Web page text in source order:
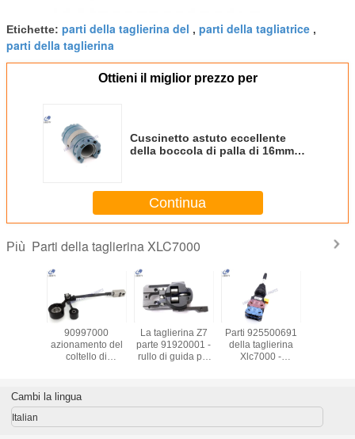
Etichette: parti della taglierina del , parti della tagliatrice ,
parti della taglierina
Ottieni il miglior prezzo per
Cuscinetto astuto eccellente
della boccola di palla di 16mm
Continua
Più Parti della taglierina XLC7000
90997000
azionamento del
coltello di
articolato per le
parti della
La taglierina Z7
parte 91920001 -
rullo di guida più
Parti 925500691
della taglierina
Xlc7000 -
protettiva del
parte
Cambi la lingua
Italian